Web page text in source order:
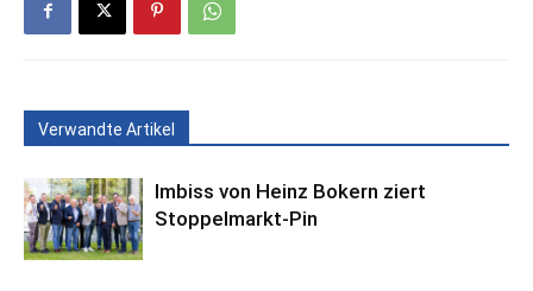
Verwandte Artikel
Imbiss von Heinz Bokern ziert
Stoppelmarkt-Pin